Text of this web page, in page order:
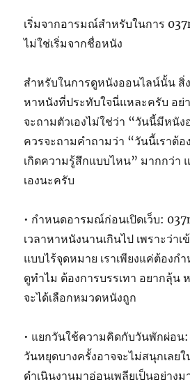
เริ่มจากอารมณ์สำหรับในการ
ไม่ใช่เริ่มจากชื่อหนัง
สำหรับในการดูหนังออนไลน์นั้น สิ่
หาหนังที่ประทับใจนี่แหละครับ อย่
จะถามตัวเองไม่ใช่ว่า “วันนี้มีหนัง
ควรจะถามคำถามว่า “วันนี้เราต้
เกิดความรู้สึกแบบไหน” มากกว่า
เองนะครับ
• กำหนดอารมณ์ก่อนเปิดเว็บ:
เวลาหาหนังนานเกินไป เพราะว่า
แบบไร้จุดหมาย เราเพียงแค่ต้องก
ดูทำไม ต้องการบรรเทา อยากลุ้น
จะได้เลือกหมวดหนังถูก
• แยกวันใช้ความคิดกับวันพักผ่อ
วันหยุดบางครั้งอาจจะไม่สนุกเลย
ดำเนินงานมาอ่อนเพลียเป็นอย่าง